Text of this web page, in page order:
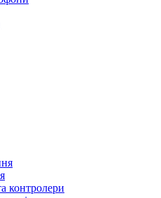
контролери